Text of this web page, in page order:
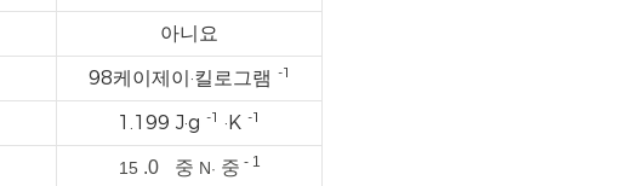
아니요
98케이제이·킬로그램 -1
1.199 J·g -1 ·K -1
15 .0 중 N· 중 -1